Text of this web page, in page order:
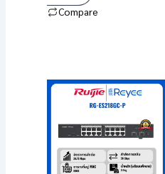
Compare